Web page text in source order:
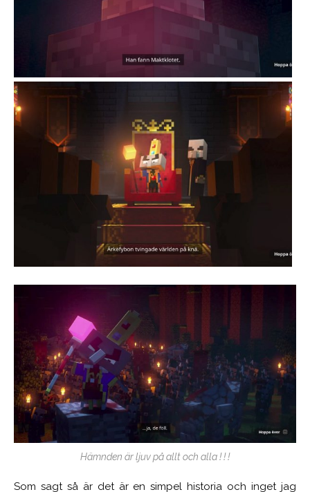
Hämnden är ljuv på allt och alla ! ! !
Som sagt så är det är en simpel historia och inget jag